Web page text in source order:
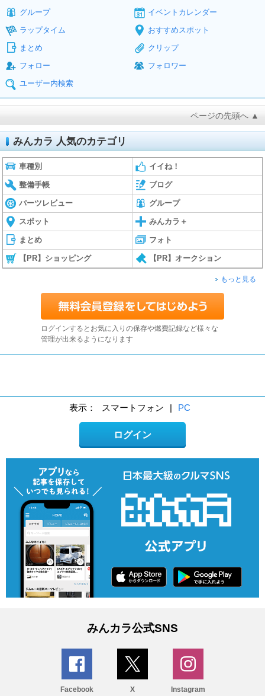
グループ
イベントカレンダー
ラップタイム
おすすめスポット
まとめ
クリップ
フォロー
フォロワー
ユーザー内検索
ページの先頭へ ▲
みんカラ 人気のカテゴリ
車種別 イイね！
整備手帳 ブログ
パーツレビュー グループ
スポット みんカラ＋
まとめ フォト
【PR】ショッピング 【PR】オークション
もっと見る
ログインするとお気に入りの保存や燃費記録など様々な
管理が出来るようになります
表示： スマートフォン | PC
ログイン
みんカラ公式SNS
Facebook X Instagram